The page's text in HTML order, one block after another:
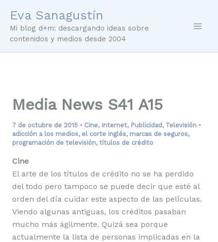
contenido
Eva Sanagustín
Mi blog d+m: descargando ideas sobre
contenidos y medios desde 2004
Media News S41 A15
7 de octubre de 2015 • Cine, Internet, Publicidad , Televisión•
adicción a los medios, el corte inglés, marcas de seguros,
programación de televisión, títulos de crédito
Cine
El arte de los títulos de crédito no se ha perdido
del todo pero tampoco se puede decir que esté al
orden del día cuidar este aspecto de las películas.
Viendo algunas antiguas, los créditos pasaban
mucho más ágilmente. Quizá sea porque
actualmente la lista de personas implicadas en la